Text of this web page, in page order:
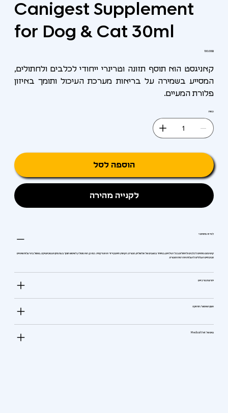
Canigest Supplement
for Dog & Cat 30ml
מחיר‏100.00 ‏₪
קאניגסט הוא תוסף תזונה וטרינרי ייחודי לכלבים ולחתולים,
המסייע בשמירה על בריאות מערכת העיכול ותומך באיזון
פלורת המעיים.
כמות
הוספה לסל
לקנייה מהירה
למי זה מתאים?
קאניגסט מתאים לכלבים ולחתולים בכל הגילאים, במיוחד במצבים של שלשולים, סטרס, הקאות, תיאבון ירוד או אנורקסיה. כמו כן, הוא מומלץ לשימוש תומך בעת מתן אנטיביוטיקה, טיפול בהרעלות ושינויים
סביבתיים העלולים להעלות את רמת הסטרס.
יתרונות מרכזיים
אופן השימוש / תחזוקה
טיפ של Medical Vet